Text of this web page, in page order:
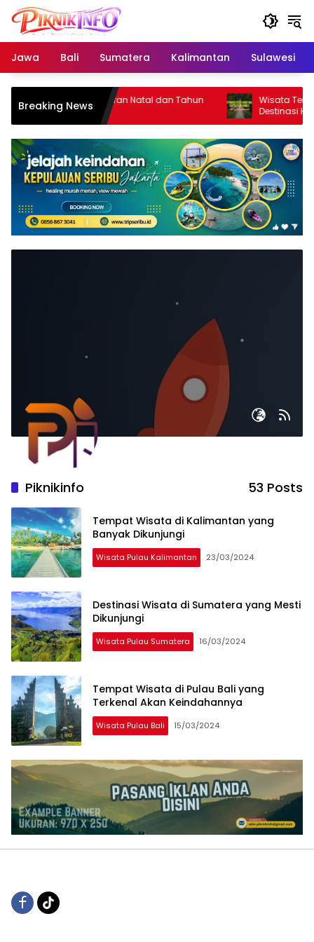
Skip
content
Jawa
Bali Sumatera Kalimantan Sulawesi
Breaking News
Rekomendasi Liburan Natal dan Tahun
Baru 2026
Wisata Terbaru
Destinasi Hits
Tahun Ini
Piknikinfo 53 Posts
Tempat Wisata di Kalimantan yang
Banyak Dikunjungi
Wisata Pulau Kalimantan 23/03/2024
Destinasi Wisata di Sumatera yang Mesti
Dikunjungi
Wisata Pulau Sumatera 16/03/2024
Tempat Wisata di Pulau Bali yang
Terkenal Akan Keindahannya
Wisata Pulau Bali 15/03/2024